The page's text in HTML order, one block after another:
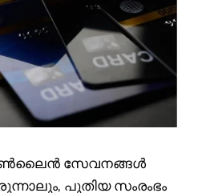
ഓൺലൈൻ സേവനങ്ങൾ
പുതിയ സംരംഭം